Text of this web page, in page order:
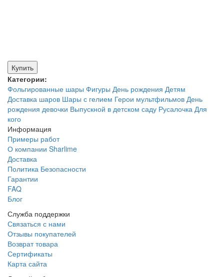
Купить
Категории:
Фольгированные шары Фигуры День рождения Детям
Доставка шаров Шары с гелием Герои мультфильмов День
рождения девочки Выпускной в детском саду Русалочка Для
кого
Информация
Примеры работ
О компании Sharlime
Доставка
Политика Безопасности
Гарантии
FAQ
Блог
Служба поддержки
Связаться с нами
Отзывы покупателей
Возврат товара
Сертификаты
Карта сайта